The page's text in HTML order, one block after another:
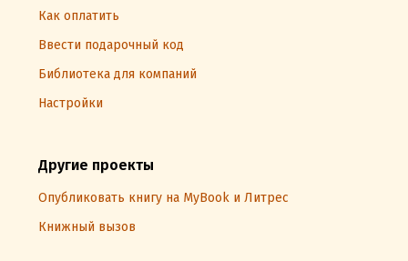
Как оплатить
Ввести подарочный код
Библиотека для компаний
Настройки
Другие проекты
Опубликовать книгу на MyBook и Литрес
Книжный вызов